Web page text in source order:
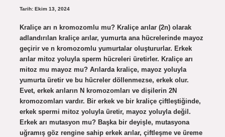
Tarih: Ekim 13, 2024
Kraliçe arı n kromozomlu mu? Kraliçe arılar (2n) olarak
adlandırılan kraliçe arılar, yumurta ana hücrelerinde mayoz
geçirir ve n kromozomlu yumurtalar oluştururlar. Erkek
arılar mitoz yoluyla sperm hücreleri üretirler. Kraliçe arı
mitoz mu mayoz mu? Arılarda kraliçe, mayoz yoluyla
yumurta üretir ve bu hücreler döllenmezse, erkek olur.
Evet, erkek arıların N kromozomları ve dişilerin 2N
kromozomları vardır. Bir erkek ve bir kraliçe çiftleştiğinde,
erkek spermi mitoz yoluyla üretir, mayoz yoluyla değil.
Erkek arı mutasyon mu? Başka bir deyişle, mutasyona
uğramış göz rengine sahip erkek arılar, çiftleşme ve üreme